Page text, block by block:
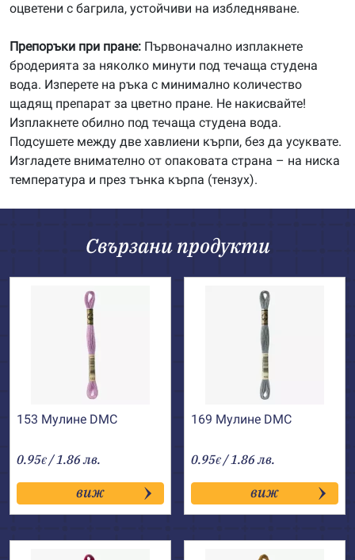
оцветени с багрила, устойчиви на избледняване.
Препоръки при пране: Първоначално изплакнете
бродерията за няколко минути под течаща студена
вода. Изперете на ръка с минимално количество
щадящ препарат за цветно пране. Не накисвайте!
Изплакнете обилно под течаща студена вода.
Подсушете между две хавлиени кърпи, без да усуквате.
Изгладете внимателно от опаковата страна – на ниска
температура и през тънка кърпа (тензух).
Свързани продукти
153 Мулине DMC
0.95€ / 1.86 лв.
виж
169 Мулине DMC
0.95€ / 1.86 лв.
виж